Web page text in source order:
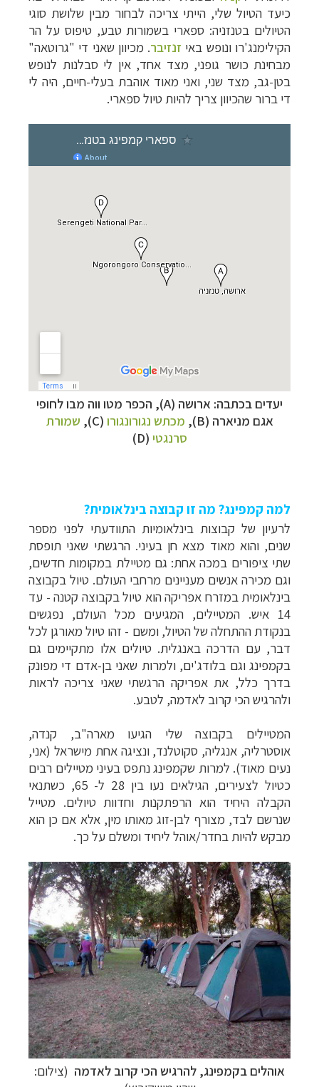
כיעד הטיול שלי, הייתי צריכה לבחור מבין שלושת סוגי
הטיולים בטנזניה: ספארי בשמורות טבע, טיפוס על הר
הקילימנג'רו ונופש באי זנזיבר. מכיוון שאני די "גרוטאה"
מבחינת כושר גופני, מצד אחד, אין לי סבלנות לנופש
בטן-גב, מצד שני, ואני מאוד אוהבת בעלי-חיים, היה לי
די ברור שהכיוון צריך להיות טיול ספארי.
יעדים בכתבה: ארושה (A), הכפר
מטו ווה מבו לחופי
אגם מניארה (B),
מכתש נגורונגורו (C),
שמורת
סרנגטי (D)
למה קמפינג? מה זו קבוצה בינלאומית?
לרעיון של קבוצות בינלאומיות התוודעתי לפני מספר
שנים, והוא מאוד מצא חן בעיני. הרגשתי שאני תופסת
שתי ציפורים במכה אחת: גם מטיילת במקומות חדשים,
וגם מכירה אנשים מעניינים מרחבי העולם. טיול בקבוצה
בינלאומית במזרח אפריקה הוא טיול בקבוצה קטנה - עד
14 איש. המטיילים, המגיעים מכל העולם, נפגשים
בנקודת ההתחלה של הטיול, ומשם - זהו טיול מאורגן לכל
דבר, עם הדרכה באנגלית. טיולים אלו מתקיימים גם
בקמפינג וגם בלודג'ים, ולמרות שאני בן-אדם די מפונק
בדרך כלל, את אפריקה הרגשתי שאני צריכה לראות
ולהרגיש הכי קרוב לאדמה, לטבע.
המטיילים בקבוצה שלי הגיעו מארה"ב, קנדה,
אוסטרליה, אנגליה, סקוטלנד, ונציגה אחת מישראל (אני,
נעים מאוד). למרות שקמפינג נתפס בעיני מטיילים רבים
כטיול לצעירים, הגילאים נעו בין 28 ל- 65, כשתנאי
הקבלה היחיד הוא הרפתקנות וחדוות טיולים. מטייל
שנרשם לבד, מצורף לבן-זוג מאותו מין, אלא אם כן הוא
מבקש להיות בחדר/אוהל ליחיד ומשלם על כך.
אוהלים בקמפינג, להרגיש הכי קרוב לאדמה (צילום: